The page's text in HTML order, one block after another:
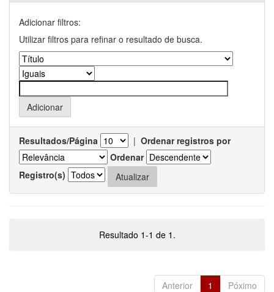
Adicionar filtros:
Utilizar filtros para refinar o resultado de busca.
Resultados/Página | Ordenar registros por
Ordenar
Registro(s)
Resultado 1-1 de 1.
Anterior 1 Póximo